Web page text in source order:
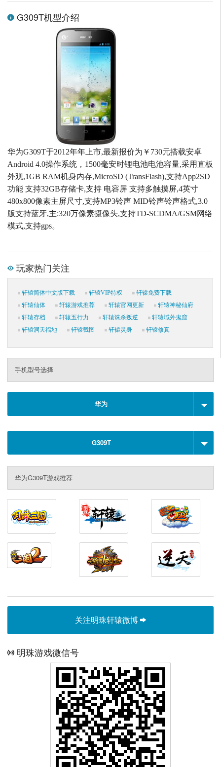
G309T机型介绍
华为G309T于2012年年上市,最新报价为￥730元搭载安卓
Android 4.0操作系统，1500毫安时锂电池电池容量,采用直板
外观,1GB RAM机身内存,MicroSD (TransFlash),支持App2SD
功能 支持32GB存储卡,支持 电容屏 支持多触摸屏,4英寸
480x800像素主屏尺寸,支持MP3铃声 MID铃声铃声格式,3.0
版支持蓝牙,主:320万像素摄像头,支持TD-SCDMA/GSM网络
模式,支持gps。
玩家热门关注
轩辕简体中文版下载 轩辕VIP特权
轩辕免费下载
轩辕仙体
轩辕游戏推荐 轩辕官网更新
轩辕神秘仙府
轩辕存档
轩辕五行力 轩辕诛杀叛逆
轩辕域外鬼窟
轩辕洞天福地
轩辕截图 轩辕灵身 轩辕修真
手机型号选择
华为
G309T
华为G309T游戏推荐
关注明珠轩辕微博
明珠游戏微信号